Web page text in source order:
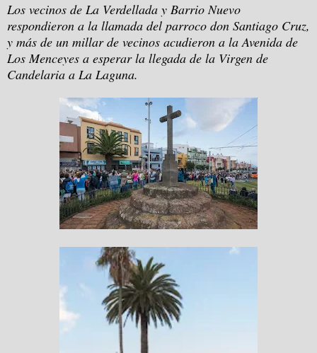
Los vecinos de La Verdellada y Barrio Nuevo
respondieron a la llamada del parroco don Santiago Cruz,
y más de un millar de vecinos acudieron a la Avenida de
Los Menceyes a esperar la llegada de la Virgen de
Candelaria a La Laguna.